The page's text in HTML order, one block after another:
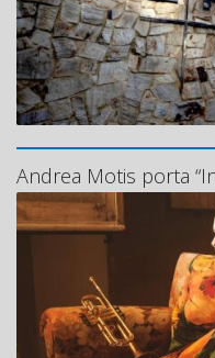
Andrea Motis porta